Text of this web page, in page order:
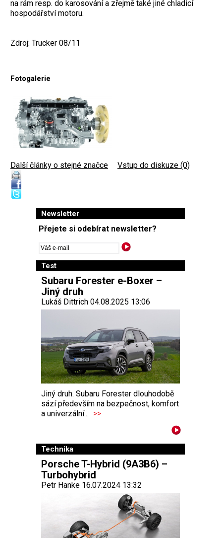
na rám resp. do karosování a zřejmě také jiné chladicí
hospodářství motoru.
Zdroj: Trucker 08/11
Fotogalerie
Další články o stejné značce Vstup do diskuze (0)
Newsletter
Přejete si odebírat newsletter?
Test
Subaru Forester e-Boxer –
Jiný druh
Lukáš Dittrich 04.08.2025 13:06
Jiný druh. Subaru Forester dlouhodobě
sází především na bezpečnost, komfort
a univerzální... >>
Technika
Porsche T-Hybrid (9A3B6) –
Turbohybrid
Petr Hanke 16.07.2024 13:32